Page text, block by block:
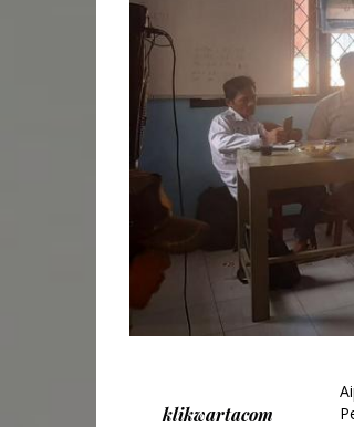
klikwartacom